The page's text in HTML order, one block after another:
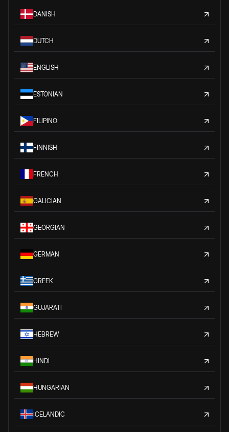
DANISH
DUTCH
ENGLISH
ESTONIAN
FILIPINO
FINNISH
FRENCH
GALICIAN
GEORGIAN
GERMAN
GREEK
GUJARATI
HEBREW
HINDI
HUNGARIAN
ICELANDIC